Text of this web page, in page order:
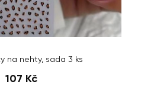
na nehty, sada 3 ks
107 Kč